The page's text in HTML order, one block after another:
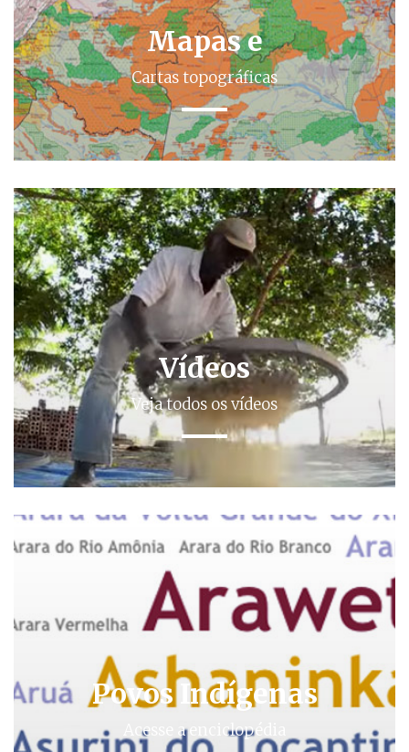
Mapas e
Cartas topográficas
Vídeos
Veja todos os vídeos
Povos Indígenas
Acesse a enciclopédia